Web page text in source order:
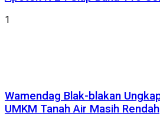
1
Wamendag Blak-blakan
UMKM Tanah Air Masih Rendah